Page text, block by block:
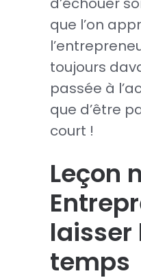
que l’on
toujours
passée à
que d’être
court !
Leçon
laisser
temps